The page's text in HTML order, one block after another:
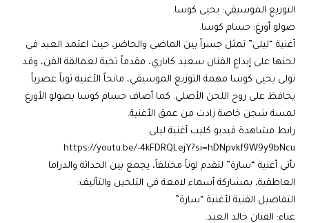
التوزيع الموسيقي: يحيى كوسا.
صولو أورغ: حسام كوسا.
أغنية “ليلى” تمثل جسراً بين الماضي والحاضر، حيث اعتمد العبد في
لحنها على إبداع الفنان سعيد كاباري، مقدماً تحية لعمالقة الفن، وقد
تولى يحيى كوسا مهمة التوزيع الموسيقي، مانحاً الأغنية ثوباً عصرياً
يحافظ على روح اللحن الأصلي. كما أضاف حسام كوسا بصولو الأورغ
لمسة شجن خاصة زادت من عمق الأغنية.
رابط مشاهدة فيديو كليب أغنية ليلى:
https://youtu.be/-4kFDRQLejY?si=hDNpvkf9W9y9bNcu
تأتي أغنية “سارة” لتقدم لوناً مختلفاً، يجمع بين الحداثة والدراما
العاطفية، بمشاركة أسماء لامعة في التلحين والتأليف:
التفاصيل الفنية لأغنية “سارة”
غناء: الفنان خالد العبد.